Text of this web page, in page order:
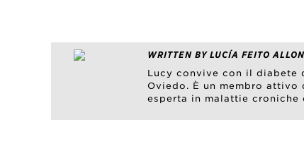
WRITTEN BY LUCÍA FEITO
Lucy convive con il diabete
Oviedo. È un membro
esperta in malattie croniche